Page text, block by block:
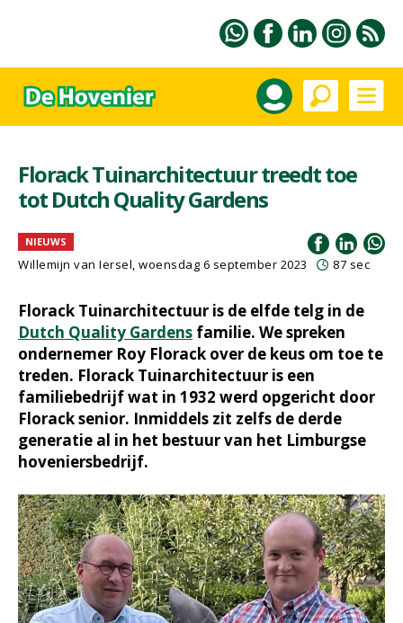
Florack Tuinarchitectuur treedt toe
tot Dutch Quality Gardens
NIEUWS
Willemijn van Iersel, woensdag 6 september 2023 87 sec
Florack Tuinarchitectuur is de elfde telg in de
Dutch Quality Gardens familie. We spreken
ondernemer Roy Florack over de keus om toe te
treden. Florack Tuinarchitectuur is een
familiebedrijf wat in 1932 werd opgericht door
Florack senior. Inmiddels zit zelfs de derde
generatie al in het bestuur van het Limburgse
hoveniersbedrijf.